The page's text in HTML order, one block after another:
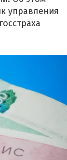
управления